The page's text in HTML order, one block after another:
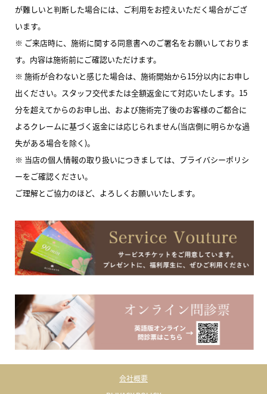
が難しいと判断した場合には、ご利用をお控えいただく場合がござ
います。
※ ご来店時に、施術に関する同意書へのご署名をお願いしておりま
す。内容は施術前にご確認いただけます。
※ 施術が合わないと感じた場合は、施術開始から15分以内にお申し
出ください。スタッフ交代または全額返金にて対応いたします。15
分を超えてからのお申し出、および施術完了後のお客様のご都合に
よるクレームに基づく返金には応じられません(当店側に明らかな過
失がある場合を除く)。
※ 当店の個人情報の取り扱いにつきましては、プライバシーポリシ
ーをご確認ください。
ご理解とご協力のほど、よろしくお願いいたします。
会社概要